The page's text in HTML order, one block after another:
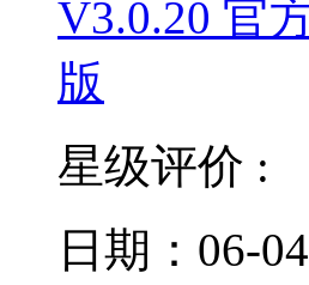
星级评价 :
日期：06-04